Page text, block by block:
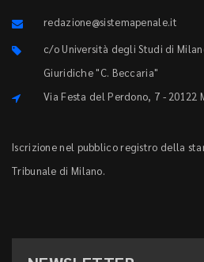
redazione@sistemapenale.it
c/o Università degli Studi di
Giuridiche "C. Beccaria"
Via Festa del Perdono, 7 - 20122
Iscrizione nel pubblico registro della
Tribunale di Milano.